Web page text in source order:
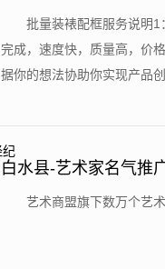
批量装裱配框服务说明
完成，速度快，质量高，价
据你的想法协助你实现产品
白水县-艺术家名气推
艺术商盟旗下数万个艺